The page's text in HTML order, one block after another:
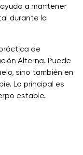
a mantener
durante la
de
Alterna. Puede
sino también en
Lo principal es
estable.